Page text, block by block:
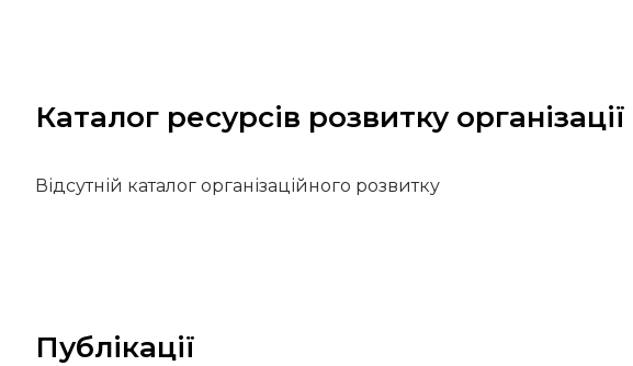
Каталог ресурсів розвитку організації
Відсутній каталог організаційного розвитку
Публікації